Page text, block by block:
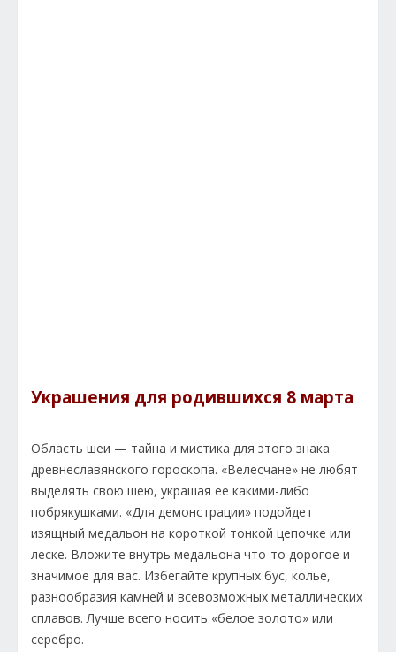
Украшения для родившихся 8 марта
Область шеи — тайна и мистика для этого знака
древнеславянского гороскопа. «Велесчане» не любят
выделять свою шею, украшая ее какими-либо
побрякушками. «Для демонстрации» подойдет
изящный медальон на короткой тонкой цепочке или
леске. Вложите внутрь медальона что-то дорогое и
значимое для вас. Избегайте крупных бус, колье,
разнообразия камней и всевозможных металлических
сплавов. Лучше всего носить «белое золото» или
серебро.